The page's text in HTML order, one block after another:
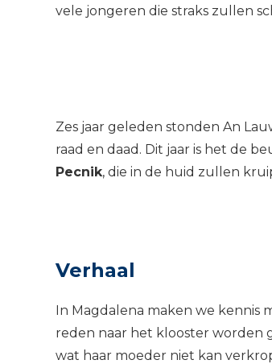
vele jongeren die straks zullen
Zes jaar geleden stonden An
raad en daad. Dit jaar is het de
Pecnik, die in de huid zullen
Verhaal
In Magdalena maken we kennis
reden naar het klooster worden
wat haar moeder niet kan